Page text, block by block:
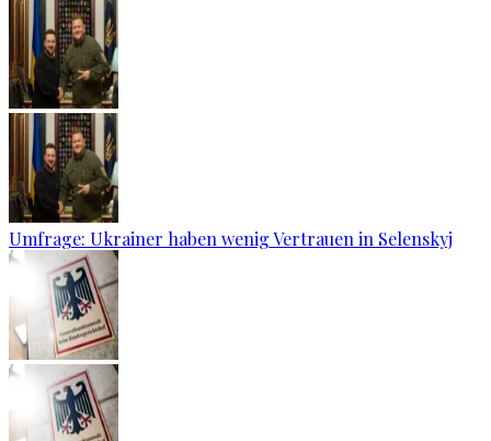
Umfrage: Ukrainer haben wenig Vertrauen in Selenskyj